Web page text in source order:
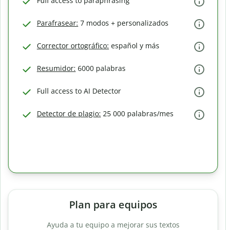
Parafrasear: 7 modos + personalizados
Corrector ortográfico: español y más
Resumidor: 6000 palabras
Full access to AI Detector
Detector de plagio: 25 000 palabras/mes
Plan para equipos
Ayuda a tu equipo a mejorar sus textos